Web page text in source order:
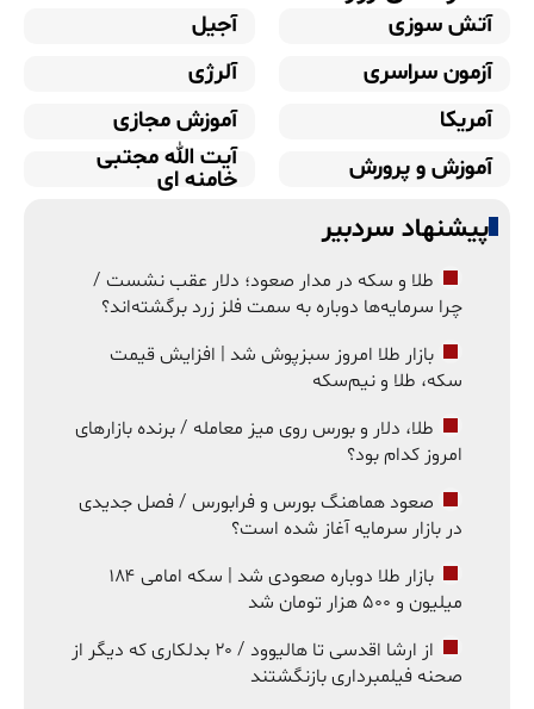
آتش سوزی
آجیل
آزمون سراسری
آلرژی
آمریکا
آموزش مجازی
آموزش و پرورش
آیت الله مجتبی
خامنه ای
پیشنهاد سردبیر
طلا و سکه در مدار صعود؛ دلار عقب نشست /
چرا سرمایه‌ها دوباره به سمت فلز زرد برگشته‌اند؟
بازار طلا امروز سبزپوش شد | افزایش قیمت
سکه، طلا و نیم‌سکه
طلا، دلار و بورس روی میز معامله / برنده بازارهای
امروز کدام بود؟
صعود هماهنگ بورس و فرابورس / فصل جدیدی
در بازار سرمایه آغاز شده است؟
بازار طلا دوباره صعودی شد | سکه امامی ۱۸۴
میلیون و ۵۰۰ هزار تومان شد
از ارشا اقدسی تا هالیوود / ۲۰ بدلکاری که دیگر از
صحنه فیلمبرداری بازنگشتند